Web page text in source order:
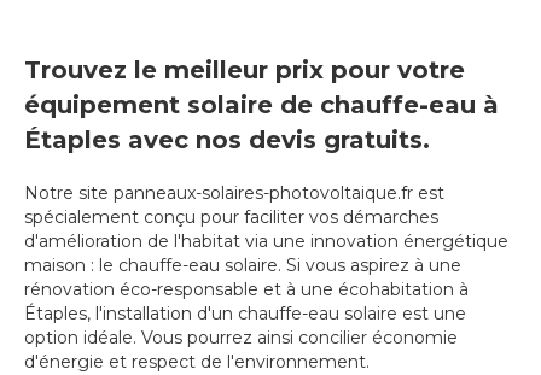
Trouvez le meilleur prix pour votre
équipement solaire de chauffe-eau à
Étaples avec nos devis gratuits.
Notre site panneaux-solaires-photovoltaique.fr est
spécialement conçu pour faciliter vos démarches
d'amélioration de l'habitat via une innovation énergétique
maison : le chauffe-eau solaire. Si vous aspirez à une
rénovation éco-responsable et à une écohabitation à
Étaples, l'installation d'un chauffe-eau solaire est une
option idéale. Vous pourrez ainsi concilier économie
d'énergie et respect de l'environnement.